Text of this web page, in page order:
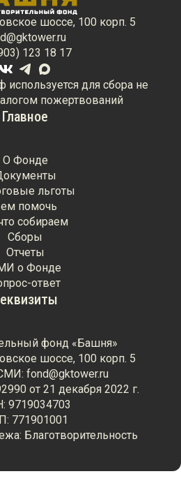
Главное
О Фонде
льготы
помочь
собираем
Сборы
Отчеты
о Фонде
ответ
шоссе, 100 корп. 5
123 18 17
для сбора не
пожертвований
фонд «Башня»
шоссе, 100 корп. 5
fond@gktower.ru
от 21 декабря 2022 г.
9719034703
771901001
Благотворительность